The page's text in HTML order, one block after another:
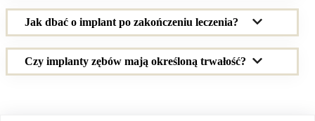
Jak dbać o implant po zakończeniu leczenia?
Czy implanty zębów mają określoną trwałość?